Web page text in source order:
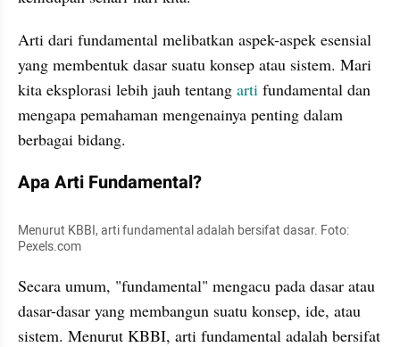
Arti dari fundamental melibatkan aspek-aspek esensial
yang membentuk dasar suatu konsep atau sistem. Mari
kita eksplorasi lebih jauh tentang arti fundamental dan
mengapa pemahaman mengenainya penting dalam
berbagai bidang.
Apa Arti Fundamental?
Menurut KBBI, arti fundamental adalah bersifat dasar. Foto:
Pexels.com
Secara umum, "fundamental" mengacu pada dasar atau
dasar-dasar yang membangun suatu konsep, ide, atau
sistem. Menurut KBBI, arti fundamental adalah bersifat